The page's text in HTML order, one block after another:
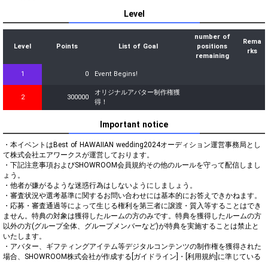
Level
Level Points List of Goal
number of
positions
remaining
Rema
rks
1 0 Event Begins!
2 300000
オリジナルアバター制作権獲
得！
Important notice
・本イベントはBest of HAWAIIAN wedding2024オーディション運営事務局とし
て株式会社エアワークスが運営しております。
・下記注意事項およびSHOWROOM会員規約その他のルールを守って配信しまし
ょう。
・他者が嫌がるような迷惑行為はしないようにしましょう。
・審査状況や選考基準に関するお問い合わせには基本的にお答えできかねます。
・応募・審査通過等によって生じる権利を第三者に譲渡・質入等することはでき
ません。特典の対象は獲得したルームの方のみです。特典を獲得したルームの方
以外の方(グループ全体、グループメンバーなど)が特典を実施することは禁止と
いたします。
・アバター、ギフティングアイテム等デジタルコンテンツの制作権を獲得された
場合、SHOWROOM株式会社が作成する[ガイドライン]・[利用規約]に準じている